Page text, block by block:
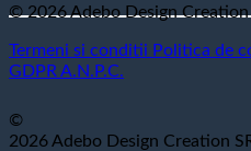
© 2026 Adebo Design Creation
Termeni si conditii Politica de
GDPR A.N.P.C.
©
2026 Adebo Design Creation